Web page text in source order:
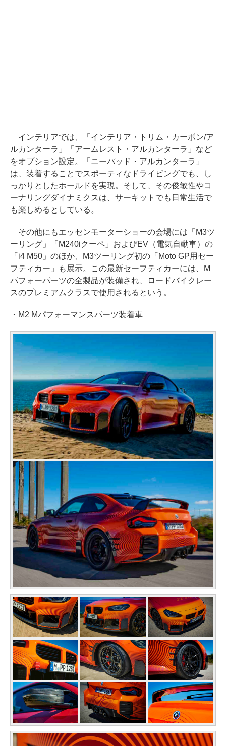
インテリアでは、「インテリア・トリム・カーボン/ア
ルカンターラ」「アームレスト・アルカンターラ」など
をオプション設定。「ニーパッド・アルカンターラ」
は、装着することでスポーティなドライビングでも、し
っかりとしたホールドを実現。そして、その俊敏性やコ
ーナリングダイナミクスは、サーキットでも日常生活で
も楽しめるとしている。
その他にもエッセンモーターショーの会場には「M3ツ
ーリング」「M240iクーペ」およびEV（電気自動車）の
「i4 M50」のほか、M3ツーリング初の「Moto GP用セー
フティカー」も展示。この最新セーフティカーには、M
パフォーパーツの全製品が装備され、ロードバイクレー
スのプレミアムクラスで使用されるという。
・M2 Mパフォーマンスパーツ装着車